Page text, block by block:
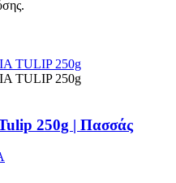
250g | Πασσάς